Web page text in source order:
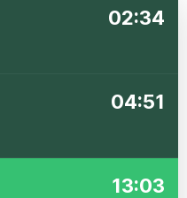
02:34
04:51
13:03